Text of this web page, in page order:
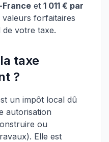
France et 1 011 € par
valeurs forfaitaires
votre taxe.
taxe
?
un impôt local dû
autorisation
ou
Elle est